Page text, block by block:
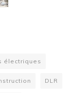
électriques
DLR